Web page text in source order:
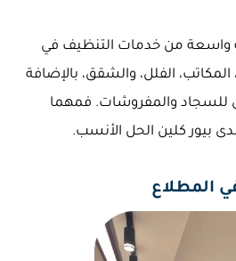
واسعة من خدمات التنظيف في
الفلل، والشقق، بالإضافة
للسجاد والمفروشات. فمهما
بيور كلين الحل الأنسب.